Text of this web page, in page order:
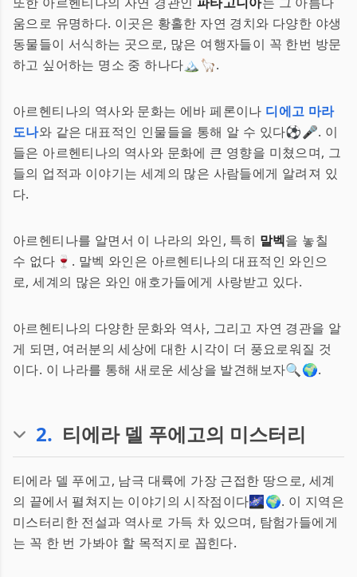
움으로 유명하다. 이곳은 황홀한 자연 경치와 다양한 야생
동물들이 서식하는 곳으로, 많은 여행자들이 꼭 한번 방문
하고 싶어하는 명소 중 하나다🏔️🦙.
아르헨티나의 역사와 문화는 에바 페론이나 디에고 마라
도나와 같은 대표적인 인물들을 통해 알 수 있다⚽🎤. 이
들은 아르헨티나의 역사와 문화에 큰 영향을 미쳤으며, 그
들의 업적과 이야기는 세계의 많은 사람들에게 알려져 있
다.
아르헨티나를 알면서 이 나라의 와인, 특히 말벡을 놓칠
수 없다🍷. 말벡 와인은 아르헨티나의 대표적인 와인으
로, 세계의 많은 와인 애호가들에게 사랑받고 있다.
아르헨티나의 다양한 문화와 역사, 그리고 자연 경관을 알
게 되면, 여러분의 세상에 대한 시각이 더 풍요로워질 것
이다. 이 나라를 통해 새로운 세상을 발견해보자🔍🌍.
2. 티에라 델 푸에고의 미스터리
티에라 델 푸에고, 남극 대륙에 가장 근접한 땅으로, 세계
의 끝에서 펼쳐지는 이야기의 시작점이다🌌🌍. 이 지역은
미스터리한 전설과 역사로 가득 차 있으며, 탐험가들에게
는 꼭 한 번 가봐야 할 목적지로 꼽힌다.